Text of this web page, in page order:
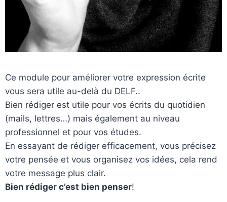
Ce module pour améliorer votre expression écrite
vous sera utile au-delà du DELF..
Bien rédiger est utile pour vos écrits du quotidien
(mails, lettres…) mais également au niveau
professionnel et pour vos études.
En essayant de rédiger efficacement, vous précisez
votre pensée et vous organisez vos idées, cela rend
votre message plus clair.
Bien rédiger c’est bien penser!